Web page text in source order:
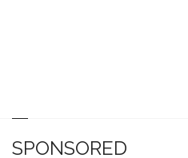
SPONSORED